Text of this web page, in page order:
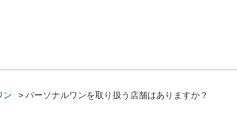
ン > パーソナルワンを取り扱う店舗はありますか？